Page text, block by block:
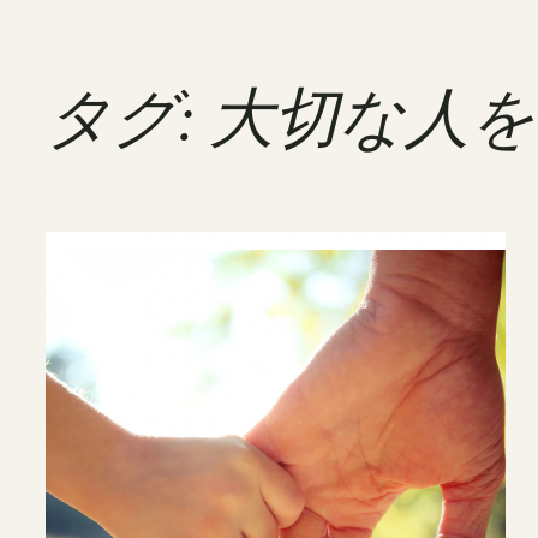
タグ: 大切な人